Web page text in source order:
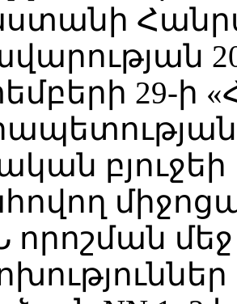
29-ի
Ն որոշման